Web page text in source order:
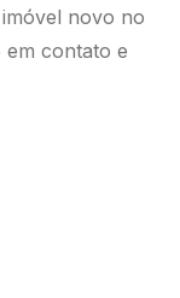
novo no
contato e